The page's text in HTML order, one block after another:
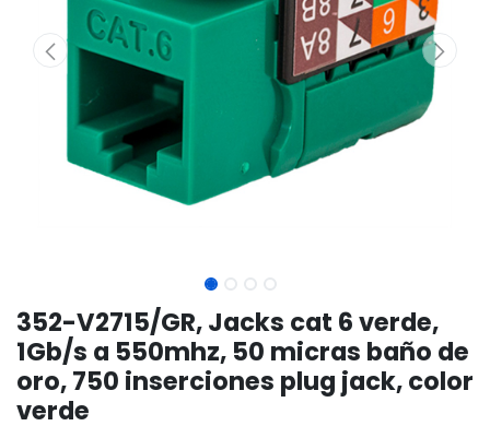
352-V2715/GR, Jacks cat 6 verde,
1Gb/s a 550mhz, 50 micras baño de
oro, 750 inserciones plug jack, color
verde